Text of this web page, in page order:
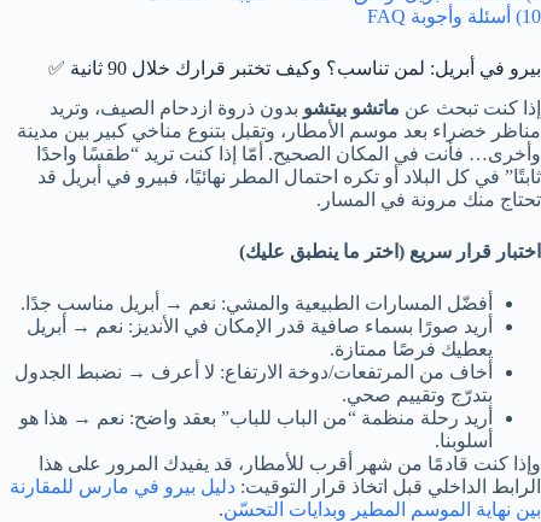
10) أسئلة وأجوبة FAQ
بيرو في أبريل: لمن تناسب؟ وكيف تختبر قرارك خلال 90 ثانية ✅
إذا كنت تبحث عن ماتشو بيتشو بدون ذروة ازدحام الصيف، وتريد
مناظر خضراء بعد موسم الأمطار، وتقبل بتنوع مناخي كبير بين مدينة
وأخرى… فأنت في المكان الصحيح. أمّا إذا كنت تريد “طقسًا واحدًا
ثابتًا” في كل البلاد أو تكره احتمال المطر نهائيًا، فبيرو في أبريل قد
تحتاج منك مرونة في المسار.
اختبار قرار سريع (اختر ما ينطبق عليك)
أفضّل المسارات الطبيعية والمشي: نعم → أبريل مناسب جدًا.
أريد صورًا بسماء صافية قدر الإمكان في الأنديز: نعم → أبريل
يعطيك فرصًا ممتازة.
أخاف من المرتفعات/دوخة الارتفاع: لا أعرف → نضبط الجدول
بتدرّج وتقييم صحي.
أريد رحلة منظمة “من الباب للباب” بعقد واضح: نعم → هذا هو
أسلوبنا.
وإذا كنت قادمًا من شهر أقرب للأمطار، قد يفيدك المرور على هذا
الرابط الداخلي قبل اتخاذ قرار التوقيت: دليل بيرو في مارس للمقارنة
بين نهاية الموسم المطير وبدايات التحسّن.